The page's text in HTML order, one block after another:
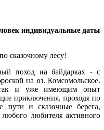
индивидуальные даты
сказочному лесу!
поход на байдарках - с
на оз. Комсомольское.
и уже имеющим опыт
приключения, проходя по
пути и сказочные берега,
любого любителя активного